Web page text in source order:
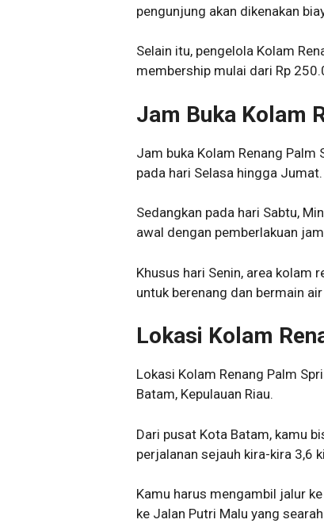
pengunjung akan dikenakan
Selain itu, pengelola Kolam
membership mulai dari Rp
Jam Buka Kolam
Jam buka Kolam Renang
pada hari Selasa hingga Jumat.
Sedangkan pada hari Sabtu,
awal dengan pemberlakuan
Khusus hari Senin, area kolam
untuk berenang dan bermain
Lokasi Kolam
Lokasi Kolam Renang Palm
Batam, Kepulauan Riau.
Dari pusat Kota Batam, kamu
perjalanan sejauh kira-kira 3,6
Kamu harus mengambil jalur
ke Jalan Putri Malu yang